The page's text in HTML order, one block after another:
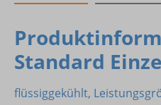
Standard
flüssiggekühlt,